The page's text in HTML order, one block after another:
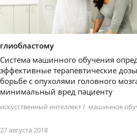
глиобластому
Система машинного обучения
эффективные терапевтические
борьбе с опухолями головного
минимальный вред пациенту
искусственный интеллект/ машинное
27 августа 2018